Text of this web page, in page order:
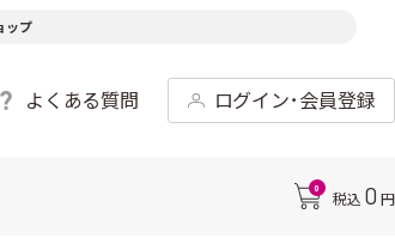
ップ
よくある質問 ログイン･会員登録
0
税込 0 円